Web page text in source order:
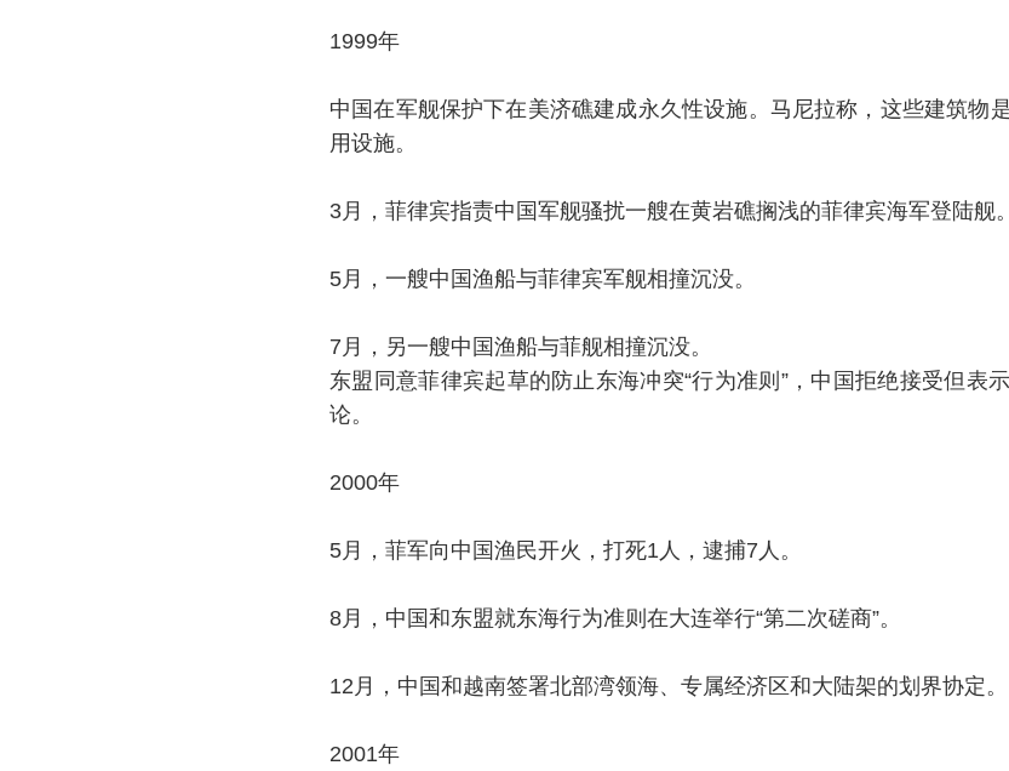
1999年
中国在军舰保护下在美济礁建成永久性设施。马尼拉称，这些建筑物
用设施。
3月，菲律宾指责中国军舰骚扰一艘在黄岩礁搁浅的菲律宾海军登陆舰。
5月，一艘中国渔船与菲律宾军舰相撞沉没。
7月，另一艘中国渔船与菲舰相撞沉没。
东盟同意菲律宾起草的防止东海冲突“行为准则”，中国拒绝接受但表
论。
2000年
5月，菲军向中国渔民开火，打死1人，逮捕7人。
8月，中国和东盟就东海行为准则在大连举行“第二次磋商”。
12月，中国和越南签署北部湾领海、专属经济区和大陆架的划界协定。
2001年